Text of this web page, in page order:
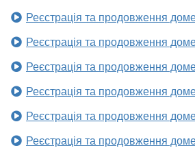
Реєстрація та продовження
Реєстрація та продовження
Реєстрація та продовження
Реєстрація та продовження
Реєстрація та продовження
Реєстрація та продовження